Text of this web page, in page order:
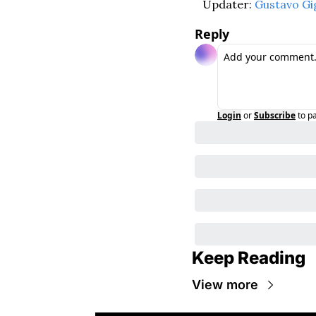
Updater: Gustavo
Reply
Login orSubscribeto
Keep Reading
View more